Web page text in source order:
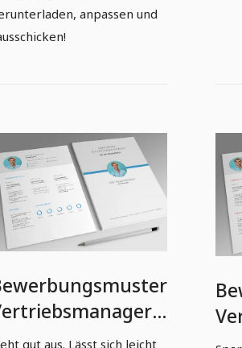
anpassen und
w/d) in Blau
gut aus. Lässt sich leicht